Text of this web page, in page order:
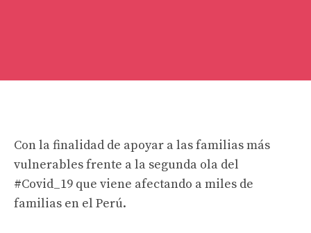
Con la finalidad de apoyar a las familias más
vulnerables frente a la segunda ola del
#Covid_19 que viene afectando a miles de
familias en el Perú.